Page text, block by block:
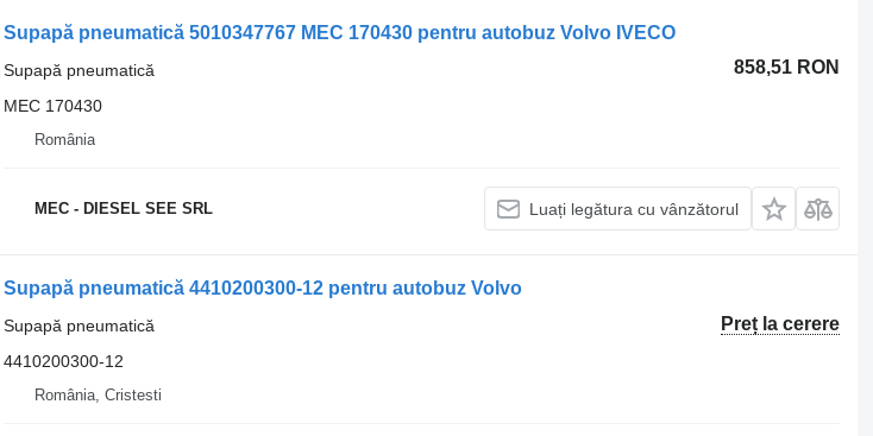
Supapă pneumatică 5010347767 MEC 170430 pentru autobuz Volvo IVECO
858,51 RON
Supapă pneumatică
MEC 170430
România
MEC - DIESEL SEE SRL Luați legătura cu vânzătorul
Supapă pneumatică 4410200300-12 pentru autobuz Volvo
Preț la cerere
Supapă pneumatică
4410200300-12
România, Cristesti